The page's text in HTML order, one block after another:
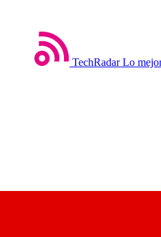
TechRadar Lo